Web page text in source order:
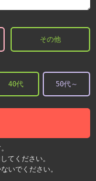
その他
40代 50代～
てください。
いでください。